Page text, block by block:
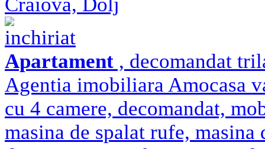
inchiriat
Apartament , decomandat
Agentia imobiliara Amocasa
cu 4 camere, decomandat,
masina de spalat rufe,